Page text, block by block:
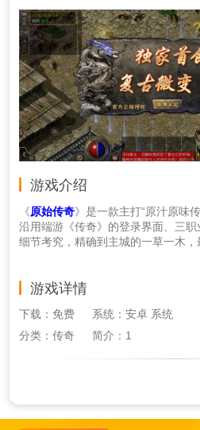
游戏介绍
《原始传奇》是一款主打“原汁原味
沿用端游《传奇》的登录界面、三职
细节考究，精确到主城的一草一木，
玩家打造真正“热血传奇”。在玩法
商行、矿洞挖宝、法阵护体等多种
游戏详情
下载：免费
系统：安卓 系统
分类：传奇
简介：1